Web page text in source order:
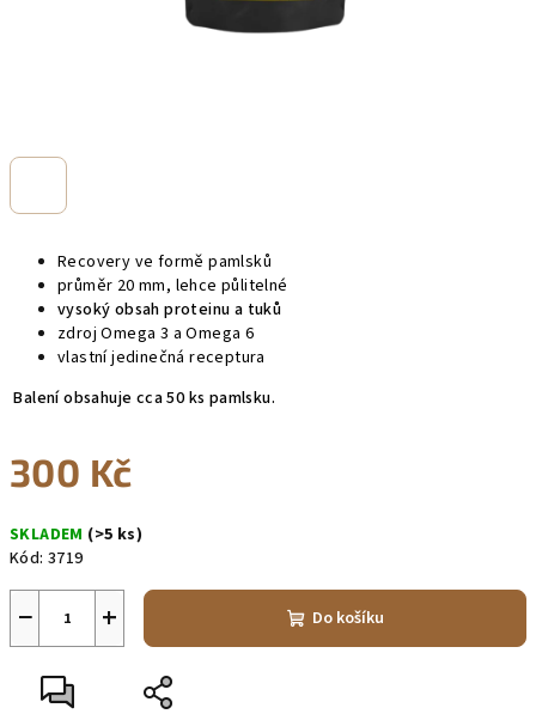
Recovery ve formě pamlsků
průměr 20 mm, lehce půlitelné
vysoký obsah proteinu a tuků
zdroj Omega 3 a Omega 6
vlastní jedinečná receptura
Balení obsahuje cca 50 ks pamlsku.
300 Kč
cena:
SKLADEM (>5 ks)
Kód: 3719
+
− Do košíku